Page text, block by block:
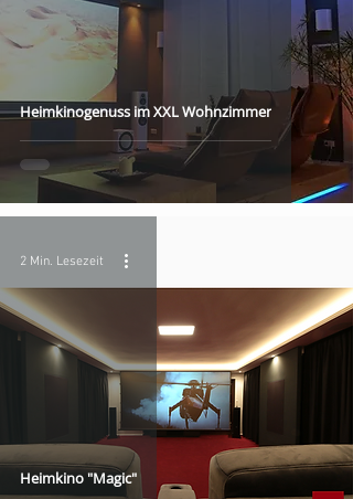
Heimkinogenuss im XXL Wohnzimmer
Heimkino "Magic"
2 Min. Lesezeit